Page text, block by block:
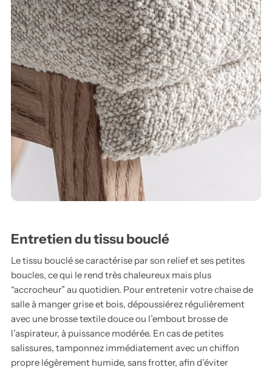
Entretien du tissu bouclé
Le tissu bouclé se caractérise par son relief et ses petites
boucles, ce qui le rend très chaleureux mais plus
“accrocheur” au quotidien. Pour entretenir votre chaise de
salle à manger grise et bois, dépoussiérez régulièrement
avec une brosse textile douce ou l’embout brosse de
l’aspirateur, à puissance modérée. En cas de petites
salissures, tamponnez immédiatement avec un chiffon
propre légèrement humide, sans frotter, afin d’éviter